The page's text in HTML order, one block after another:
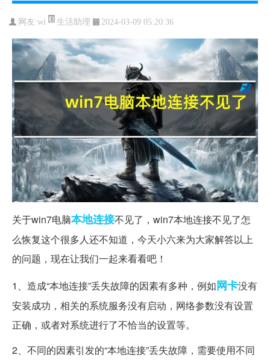
网友:wi 生活助理 2024-03-09 05:20:36
关于win7电脑本地连接不见了，win7本地连接不见了怎
么恢复这个很多人还不知道，今天小六来为大家解答以上
的问题，现在让我们一起来看看吧！
1、造成“本地连接”丢失故障的因素有多种，例如网卡没有
安装成功，相关的系统服务没有启动，网络参数没有设置
正确，或者对系统进行了不恰当的设置等。
2、不同的因素引发的“本地连接”丢失故障，需要使用不同